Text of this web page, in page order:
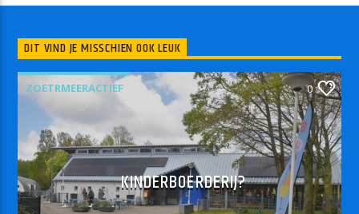
DIT VIND JE MISSCHIEN OOK LEUK
ZOETRMEERACTIEF 0
KINDERBOERDERIJ?